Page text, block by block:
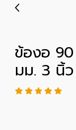
ข้องอ
มม. 3 นิ้ว